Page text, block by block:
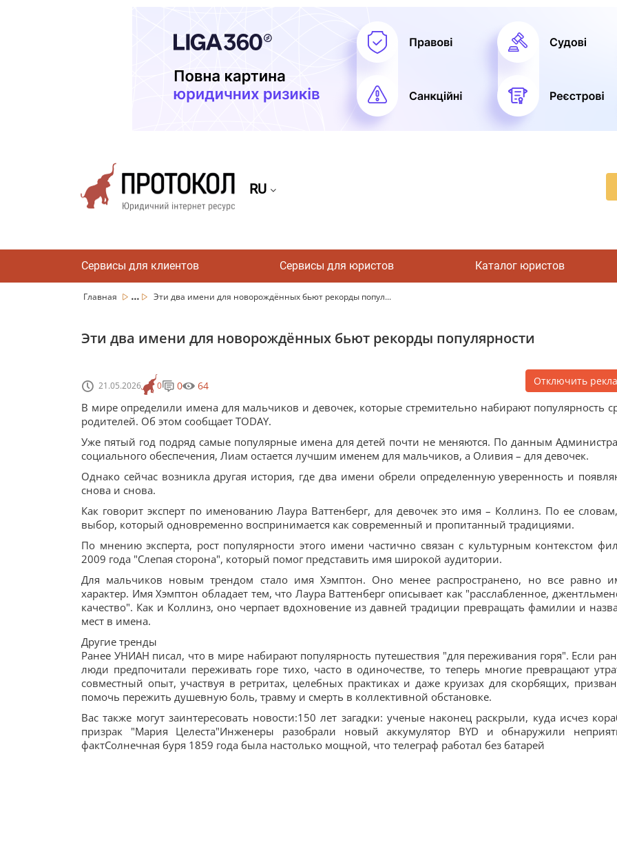
RU
Сервисы для клиентов Сервисы для юристов Каталог юристов
Главная ... Эти два имени для новорождённых бьют рекорды попул...
Эти два имени для новорождённых бьют рекорды популярности
21.05.2026 0 0 64 Отключить
В мире определили имена для мальчиков и девочек, которые стремительно набирают популярность
родителей. Об этом сообщает TODAY.
Уже пятый год подряд самые популярные имена для детей почти не меняются. По данным
социального обеспечения, Лиам остается лучшим именем для мальчиков, а Оливия – для девочек.
Однако сейчас возникла другая история, где два имени обрели определенную уверенность и
снова и снова.
Как говорит эксперт по именованию Лаура Ваттенберг, для девочек это имя – Коллинз. По ее
выбор, который одновременно воспринимается как современный и пропитанный традициями.
По мнению эксперта, рост популярности этого имени частично связан с культурным контекстом
2009 года "Слепая сторона", который помог представить имя широкой аудитории.
Для мальчиков новым трендом стало имя Хэмптон. Оно менее распространено, но все равно
характер. Имя Хэмптон обладает тем, что Лаура Ваттенберг описывает как "расслабленное,
качество". Как и Коллинз, оно черпает вдохновение из давней традиции превращать фамилии и
мест в имена.
Другие тренды
Ранее УНИАН писал, что в мире набирают популярность путешествия "для переживания горя". Если
люди предпочитали переживать горе тихо, часто в одиночестве, то теперь многие превращают
совместный опыт, участвуя в ретритах, целебных практиках и даже круизах для скорбящих,
помочь пережить душевную боль, травму и смерть в коллективной обстановке.
Вас также могут заинтересовать новости:150 лет загадки: ученые наконец раскрыли, куда исчез
призрак "Мария Целеста"Инженеры разобрали новый аккумулятор BYD и обнаружили
фактСолнечная буря 1859 года была настолько мощной, что телеграф работал без батарей